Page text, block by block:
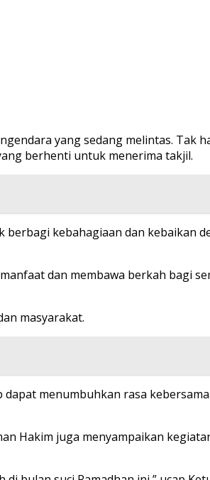
yang sedang melintas. Tak
berhenti untuk menerima takjil.
kebahagiaan dan kebaikan
dan membawa berkah bagi
masyarakat.
menumbuhkan rasa
Hakim juga menyampaikan